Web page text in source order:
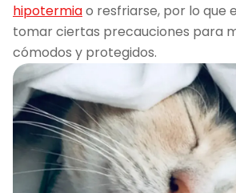
hipotermiao resfriarse, por lo que
tomar ciertas precauciones para
cómodos y protegidos.